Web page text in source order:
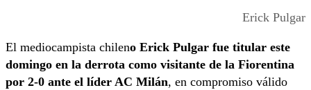
Erick Pulgar
El mediocampista chileno Erick Pulgar fue titular este
domingo en la derrota como visitante de la Fiorentina
por 2-0 ante el líder AC Milán, en compromiso válido